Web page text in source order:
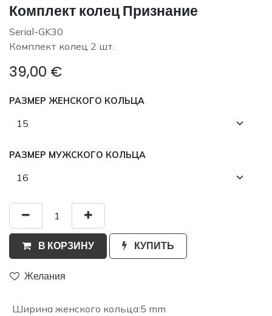
Комплект колец Признание
Serial-GK30
Комплект колец 2 шт.
39,00 €
РАЗМЕР ЖЕНСКОГО КОЛЬЦА
РАЗМЕР МУЖСКОГО КОЛЬЦА
В КОРЗИНУ КУПИТЬ
Желания
Ширина женского кольца:5 mm